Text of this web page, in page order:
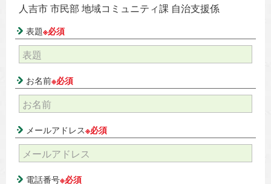
人吉市 市民部 地域コミュニティ課 自治支援係
表題※必須
お名前※必須
メールアドレス※必須
電話番号※必須